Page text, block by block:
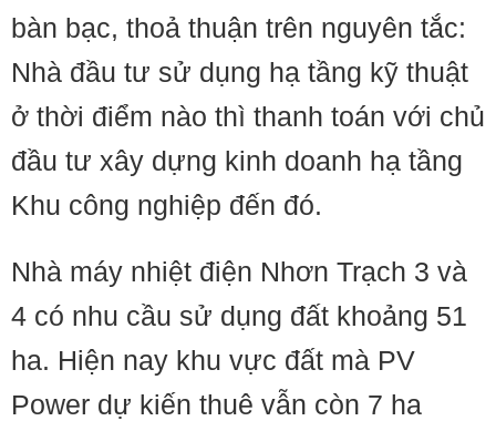
bàn bạc, thoả thuận trên nguyên tắc:
Nhà đầu tư sử dụng hạ tầng kỹ thuật
ở thời điểm nào thì thanh toán với chủ
đầu tư xây dựng kinh doanh hạ tầng
Khu công nghiệp đến đó.
Nhà máy nhiệt điện Nhơn Trạch 3 và
4 có nhu cầu sử dụng đất khoảng 51
ha. Hiện nay khu vực đất mà PV
Power dự kiến thuê vẫn còn 7 ha